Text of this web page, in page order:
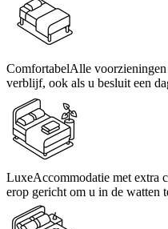
ComfortabelAlle voorzieningen
verblijf, ook als u besluit een
LuxeAccommodatie met extra
erop gericht om u in de watten